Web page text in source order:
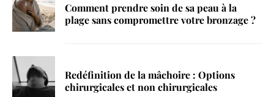
Comment prendre soin de sa peau à la
plage sans compromettre votre bronzage ?
Redéfinition de la mâchoire : Options
chirurgicales et non chirurgicales